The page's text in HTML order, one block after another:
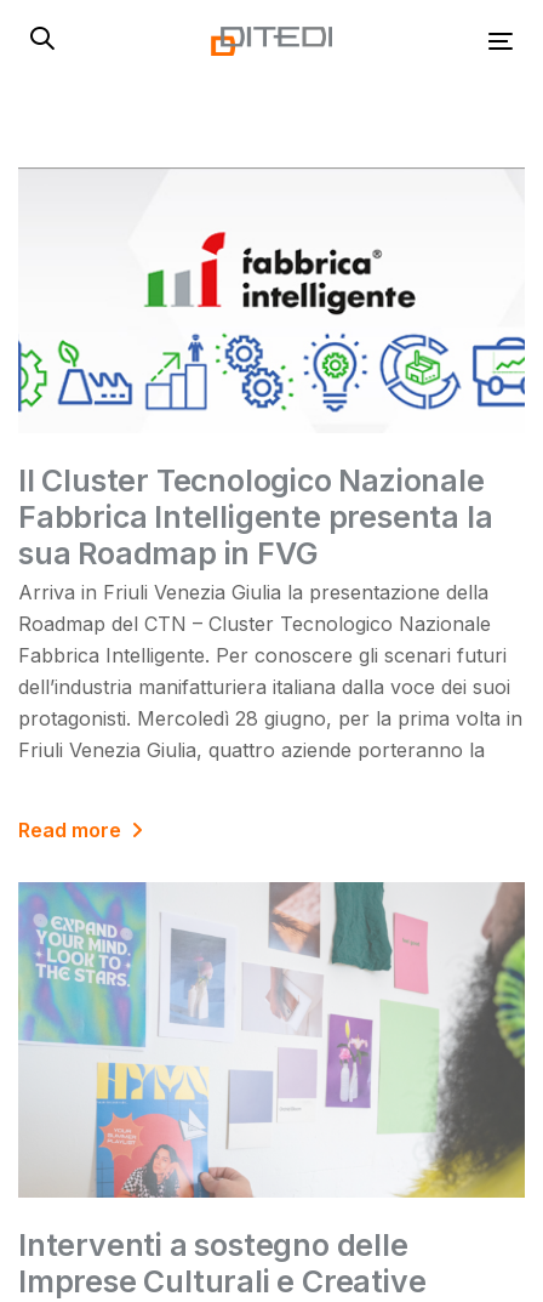
links
Il Cluster Tecnologico Nazionale
Fabbrica Intelligente presenta la
sua Roadmap in FVG
Arriva in Friuli Venezia Giulia la presentazione della
Roadmap del CTN – Cluster Tecnologico Nazionale
Fabbrica Intelligente. Per conoscere gli scenari futuri
dell’industria manifatturiera italiana dalla voce dei suoi
protagonisti. Mercoledì 28 giugno, per la prima volta in
Friuli Venezia Giulia, quattro aziende porteranno la
Read more
Interventi a sostegno delle
Imprese Culturali e Creative